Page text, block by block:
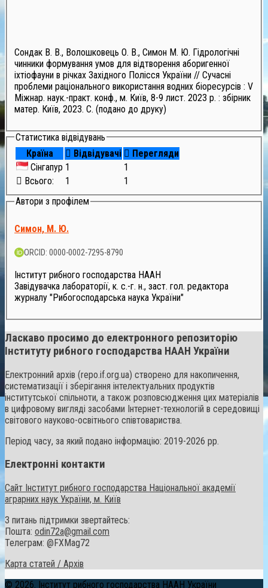
Сондак В. В., Волошковець О. В., Симон М. Ю. Гідрологічні
чинники формування умов для відтворення аборигенної
іхтіофауни в річках Західного Полісся України // Сучасні
проблеми раціонального використання водних біоресурсів : V
Міжнар. наук.-практ. конф., м. Київ, 8-9 лист. 2023 р. : збірник
матер. Київ, 2023. С. (подано до друку)
Статистика відвідувань
Країна
Відвідувачі
Перегляди
Сінгапур 1
1
Всього:
1
1
Автори з профілем
Симон, М. Ю.
ORCID: 0000-0002-7295-8790
Інститут рибного господарства НААН
Завідувачка лабораторії, к. с.-г. н., заст. гол. редактора
журналу "Рибогосподарська наука України"
Ласкаво просимо до електронного репозиторію
Інституту рибного господарства НААН України
Електронний архів (repo.if.org.ua) створено для накопичення,
систематизації і зберігання інтелектуальних продуктів
інститутської спільноти, а також розповсюдження цих матеріалів
в цифровому вигляді засобами Інтернет-технологій в середовищі
світового науково-освітнього співтовариства.
Період часу, за який подано інформацію: 2019-2026 рр.
Електронні контакти
Сайт Інститут рибного господарства Національної академії
аграрних наук України, м. Київ
З питань підтримки звертайтесь:
Пошта: odin72a@gmail.com
Телеграм: @FXMag72
Карта статей / Архів
© 2026. Інститут рибного господарства НААН України